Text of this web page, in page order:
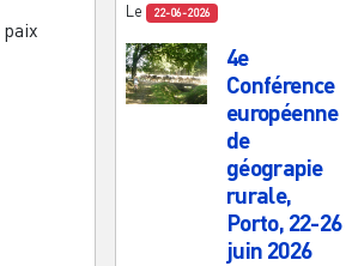
Le 22-06-2026
4e
Conférence
européenne
de
géograpie
rurale,
Porto, 22-26
juin 2026